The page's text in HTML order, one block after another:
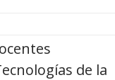
de la